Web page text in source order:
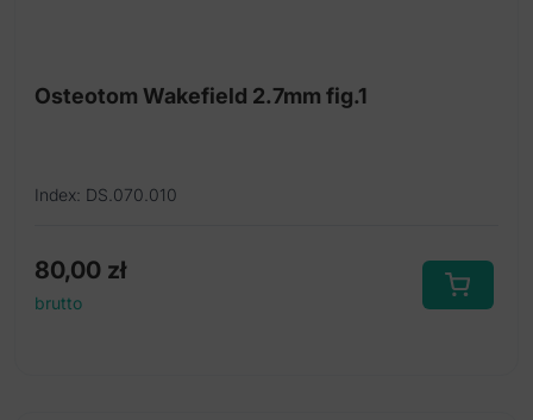
Osteotom Wakefield 2.7mm fig.1
Index: DS.070.010
80,00 zł
brutto